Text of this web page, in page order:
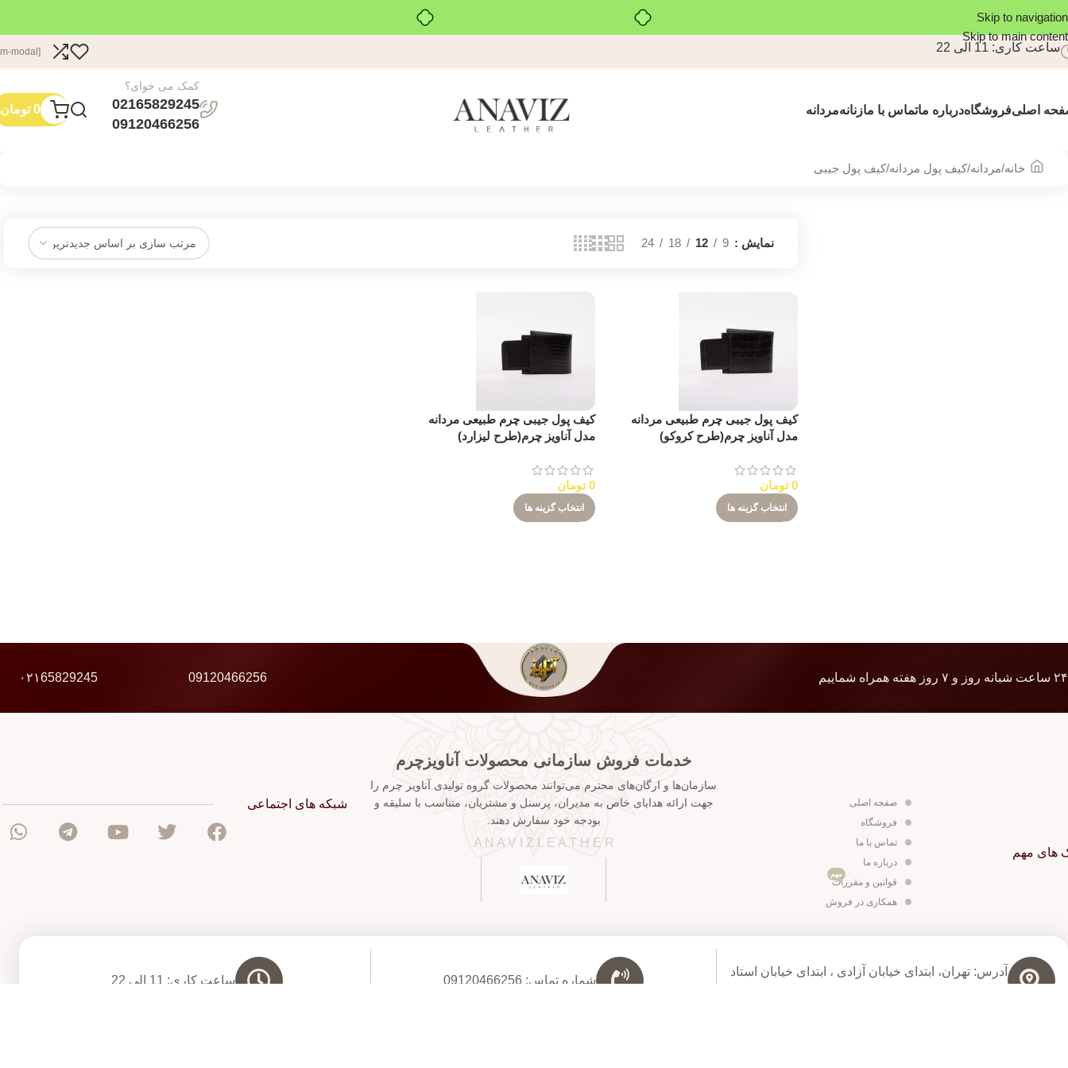
Skip to navigation
Skip to main content
ساعت کاری: 11 الی 22
[dm-modal]
اصلیفروشگاهدرباره ماتماس با مازنانهمردانه
کمک می خوای؟
02165829245
09120466256
0 تومان
خانه مردانه کیف پول مردانه کیف پول جیبی
نمایش 9
12
18
24
کیف پول جیبی چرم طبیعی مردانه
مدل آناویز چرم(طرح کروکو)
0 تومان
انتخاب گزینه ها
کیف پول جیبی چرم طبیعی مردانه
مدل آناویز چرم(طرح لیزارد)
0 تومان
انتخاب گزینه ها
۲۴ ساعت شبانه روز و ۷ روز هفته همراه شماییم 09120466256 ۰۲۱65829245
های مهم
صفحه اصلی
فروشگاه
تماس با ما
درباره ما
قوانین و مقررات
مهم
همکاری در فروش
خدمات فروش سازمانی محصولات آناویزچرم
سازمان‌ها و ارگان‌های محترم می‌توانند محصولات گروه تولیدی آناویر چرم را
جهت ارائه هدایای خاص به مدیران، پرسنل و مشتریان، متناسب با سلیقه و
بودجه خود سفارش دهند.
A N A V I Z L E A T H E R
شبکه های اجتماعی
آدرس: تهران، ابتدای خیابان آزادی ،‌ ابتدای خیابان استاد
شماره تماس: 09120466256 ساعت کاری: 11 الی 22